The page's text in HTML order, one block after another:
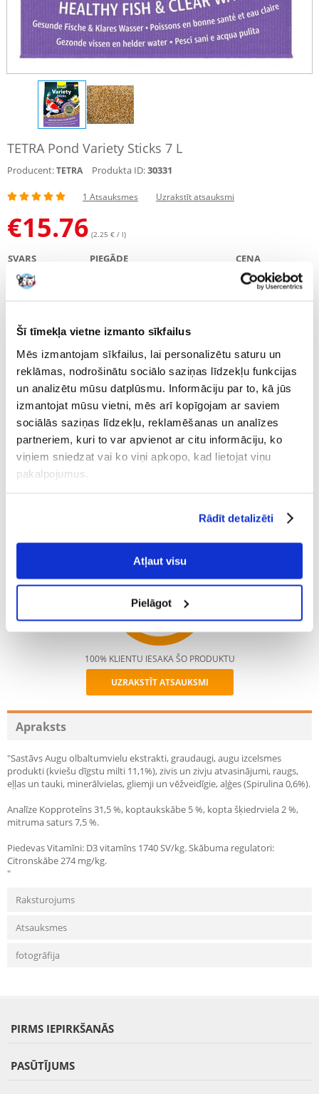
Šī tīmekļa vietne izmanto sīkfailus
Mēs izmantojam sīkfailus, lai personalizētu saturu un
reklāmas, nodrošinātu sociālo saziņas līdzekļu funkcijas
un analizētu mūsu datplūsmu. Informāciju par to, kā jūs
izmantojat mūsu vietni, mēs arī kopīgojam ar saviem
sociālās saziņas līdzekļu, reklamēšanas un analīzes
partneriem, kuri to var apvienot ar citu informāciju, ko
viņiem sniedzat vai ko viņi apkopo, kad lietojat viņu
pakalpojumus.
Rādīt detalizēti
Atļaut visu
Pielāgot
TETRA Pond Variety Sticks 7 L
Producent:TETRA Produkta ID:30331
1 Atsauksmes Uzrakstīt atsauksmi
€15.76 (2.25 € / l)
SVARS PIEGĀDE CENA
0.15 KG 3.43 €
0.6 KG €6.00
1.02 KG €6.00 15.76 €
(€2.25 / KG)
1.65 KG €4.00 26.77 €
(€2.68/ KG)
NOSŪTĪŠANA 48 STUNDU LAIKĀ.
Mūsu klienta fotogrāfijas
100%
Recommend
100% KLIENTU IESAKA ŠO PRODUKTU
UZRAKSTĪT ATSAUKSMI
Apraksts
"Sastāvs Augu olbaltumvielu ekstrakti, graudaugi, augu izcelsmes
produkti (kviešu dīgstu milti 11,1%), zivis un zivju atvasinājumi, raugs,
eļļas un tauki, minerālvielas, gliemji un vēžveidīgie, aļģes (Spirulina 0,6%).
Analīze Kopproteīns 31,5 %, koptaukskābe 5 %, kopta šķiedrviela 2 %,
mitruma saturs 7,5 %.
Piedevas Vitamīni: D3 vitamīns 1740 SV/kg. Skābuma regulatori:
Citronskābe 274 mg/kg.
"
Raksturojums
Atsauksmes
fotogrāfija
PIRMS IEPIRKŠANĀS
PASŪTĪJUMS